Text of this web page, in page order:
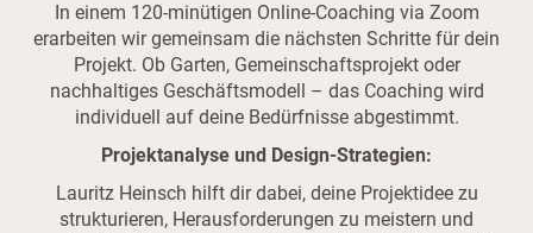
In einem 120-minütigen Online-Coaching via Zoom
erarbeiten wir gemeinsam die nächsten Schritte für dein
Projekt. Ob Garten, Gemeinschaftsprojekt oder
nachhaltiges Geschäftsmodell – das Coaching wird
individuell auf deine Bedürfnisse abgestimmt.
Projektanalyse und Design-Strategien:
Lauritz Heinsch hilft dir dabei, deine Projektidee zu
strukturieren, Herausforderungen zu meistern und